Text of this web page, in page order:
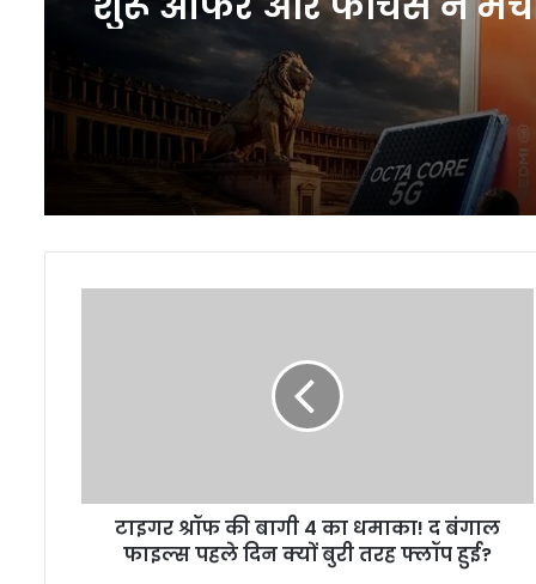
Redmi A7 Pro 5G की
शुरू ऑफर और फीचर्स ने
धमाल
विकसित हुआ
बंगाल
फाइल्सटाइगर श्रॉफ की बागी 4 का धमाका! द बंगाल
फाइल्स पहले दिन क्यों बुरी तरह फ्लॉप हुई?